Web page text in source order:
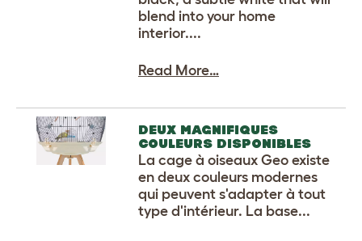
blend into your home
interior....
Read More…
DEUX MAGNIFIQUES
COULEURS DISPONIBLES
La cage à oiseaux Geo existe
en deux couleurs modernes
qui peuvent s'adapter à tout
type d'intérieur. La base...